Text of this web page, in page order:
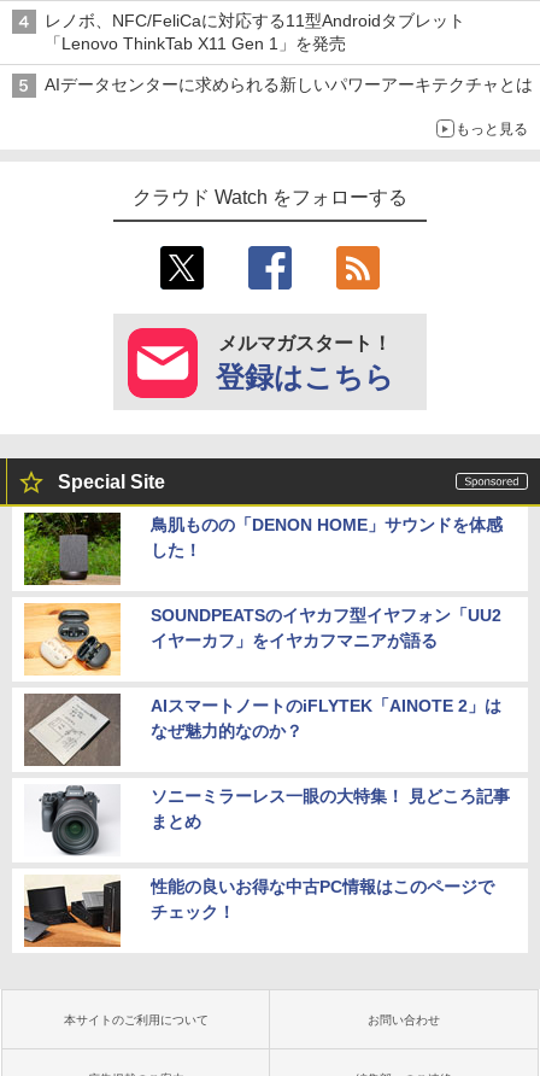
レノボ、NFC/FeliCaに対応する11型Androidタブレット
「Lenovo ThinkTab X11 Gen 1」を発売
AIデータセンターに求められる新しいパワーアーキテクチャとは
もっと見る
クラウド Watch をフォローする
メルマガスタート！
登録はこちら
Special Site
鳥肌ものの「DENON HOME」サウンドを体感
した！
SOUNDPEATSのイヤカフ型イヤフォン「UU2
イヤーカフ」をイヤカフマニアが語る
AIスマートノートのiFLYTEK「AINOTE 2」は
なぜ魅力的なのか？
ソニーミラーレス一眼の大特集！ 見どころ記事
まとめ
性能の良いお得な中古PC情報はこのページで
チェック！
本サイトのご利用について お問い合わせ